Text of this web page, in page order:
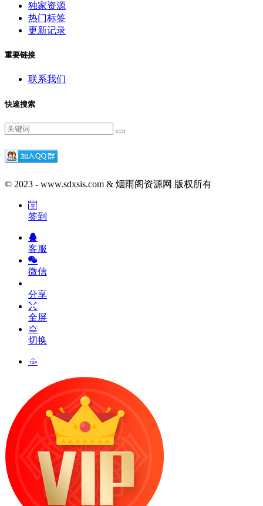
独家资源
热门标签
更新记录
重要链接
联系我们
快速搜索
© 2023 - www.sdxsis.com & 烟雨阁资源网 版权所有
签到
客服
微信
分享
全屏
切换